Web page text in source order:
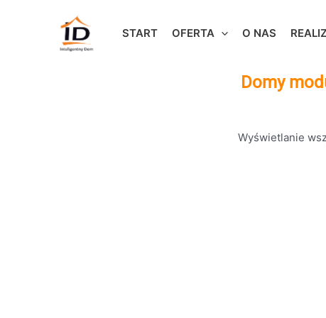
START OFERTA O NAS
Domy
Wyświetlanie